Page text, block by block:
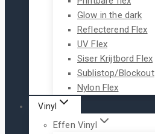
Glow in the dark
Reflecterend Flex
UV Flex
Siser Krijtbord Flex
Sublistop/Blockout
Nylon Flex
Vinyl
Effen Vinyl